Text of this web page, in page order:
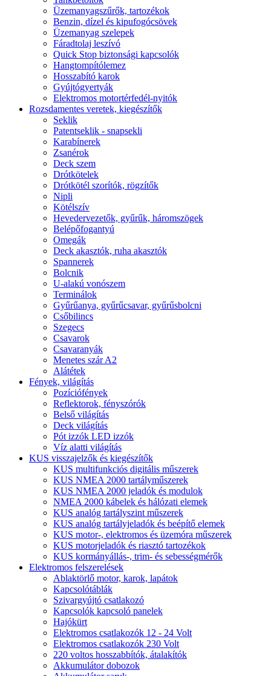
Üzemanyagszűrők, tartozékok
Benzin, dízel és kipufogócsövek
Üzemanyag szelepek
Fáradtolaj leszívó
Quick Stop biztonsági kapcsolók
Hangtompítólemez
Hosszabító karok
Gyújtógyertyák
Elektromos motortérfedél-nyitók
Rozsdamentes veretek, kiegészítők
Seklik
Patentseklik - snapsekli
Karabínerek
Zsanérok
Deck szem
Drótkötelek
Drótkötél szorítók, rögzítők
Nipli
Kötélszív
Hevedervezetők, gyűrűk, háromszögek
Belépőfogantyú
Omegák
Deck akasztók, ruha akasztók
Spannerek
Bolcnik
U-alakú vonószem
Terminálok
Gyűrűanya, gyűrűcsavar, gyűrűsbolcni
Csőbilincs
Szegecs
Csavarok
Csavaranyák
Menetes szár A2
Alátétek
Fények, világítás
Pozíciófények
Reflektorok, fényszórók
Belső világítás
Deck világítás
Pót izzók LED izzók
Víz alatti világítás
KUS visszajelzők és kiegészítők
KUS multifunkciós digitális műszerek
KUS NMEA 2000 tartályműszerek
KUS NMEA 2000 jeladók és modulok
NMEA 2000 kábelek és hálózati elemek
KUS analóg tartályszint műszerek
KUS analóg tartályjeladók és beépítő elemek
KUS motor-, elektromos és üzemóra műszerek
KUS motorjeladók és riasztó tartozékok
KUS kormányállás-, trim- és sebességmérők
Elektromos felszerelések
Ablaktörlő motor, karok, lapátok
Kapcsolótáblák
Szivargyújtó csatlakozó
Kapcsolók kapcsoló panelek
Hajókürt
Elektromos csatlakozók 12 - 24 Volt
Elektromos csatlakozók 230 Volt
220 voltos hosszabbítók, átalakítók
Akkumulátor dobozok